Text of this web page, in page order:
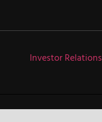
Investor Relations